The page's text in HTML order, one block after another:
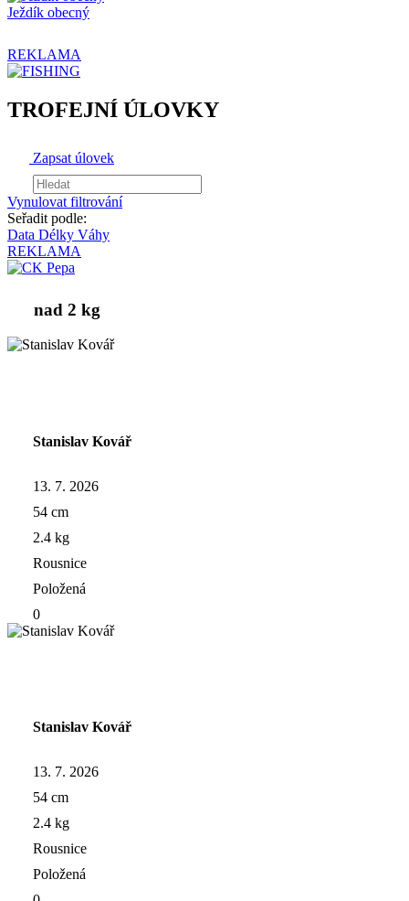
Ježdík obecný
REKLAMA
TROFEJNÍ ÚLOVKY
Zapsat úlovek
Vynulovat filtrování
Seřadit podle:
Data Délky Váhy
REKLAMA
nad 2 kg
Stanislav Kovář
13. 7. 2026
54 cm
2.4 kg
Rousnice
Položená
0
Stanislav Kovář
13. 7. 2026
54 cm
2.4 kg
Rousnice
Položená